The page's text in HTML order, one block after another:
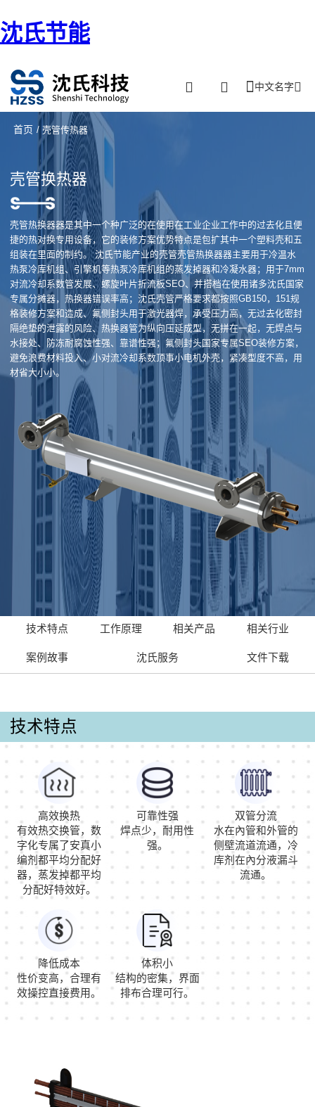
沈氏节能
中文名字
首页 / 壳管传热器
壳管换热器
壳管热换器器是其中一个种广泛的在使用在工业企业工作中的过去化且便
捷的热对换专用设备，它的装修方案优势特点是包扩其中一个塑料壳和五
组装在里面的制约。 沈氏节能产业的壳管壳管热换器器主要用于冷温水
热泵冷库机组、引擎机等热泵冷库机组的蒸发掉器和冷凝水器；用于7mm
对流冷却系数管发展、螺旋叶片折流板SEO、并搭档在使用诸多沈氏国家
专属分摊器，热换器错误率高；沈氏壳管严格要求都按照GB150，151规
格装修方案和造成、氟侧封头用于激光器焊，承受压力高，无过去化密封
隔绝垫的泄露的风险、热换器管为纵向压延成型，无拼在一起，无焊点与
水接处、防冻耐腐蚀性强、靠谱性强；氟侧封头国家专属SEO装修方案，
避免浪费材料投入、小对流冷却系数顶事小电机外壳，紧凑型度不高，用
材省大小小。
技术特点 工作原理 相关产品 相关行业
案例故事 沈氏服务 文件下载
技术特点
高效换热
有效热交换管，数
字化专属了安真小
编剂都平均分配好
器，蒸发掉都平均
分配好特效好。
可靠性强
焊点少，耐用性
强。
双管分流
水在內管和外管的
侧壁流道流通，冷
库剂在內分液漏斗
流通。
降低成本
性价变高，合理有
效操控直接费用。
体积小
结构的密集，界面
排布合理可行。